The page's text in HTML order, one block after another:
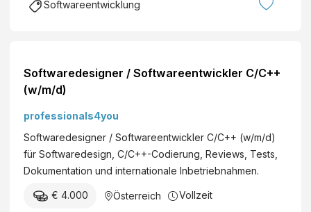
Softwareentwicklung
Softwaredesigner / Softwareentwickler C/C++
(w/m/d)
professionals4you
Softwaredesigner / Softwareentwickler C/C++ (w/m/d)
für Softwaredesign, C/C++-Codierung, Reviews, Tests,
Dokumentation und internationale Inbetriebnahmen.
€ 4.000 Österreich Vollzeit